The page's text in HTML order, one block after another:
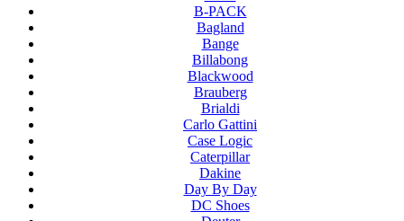
B-PACK
Bagland
Bange
Billabong
Blackwood
Brauberg
Brialdi
Carlo Gattini
Case Logic
Caterpillar
Dakine
Day By Day
DC Shoes